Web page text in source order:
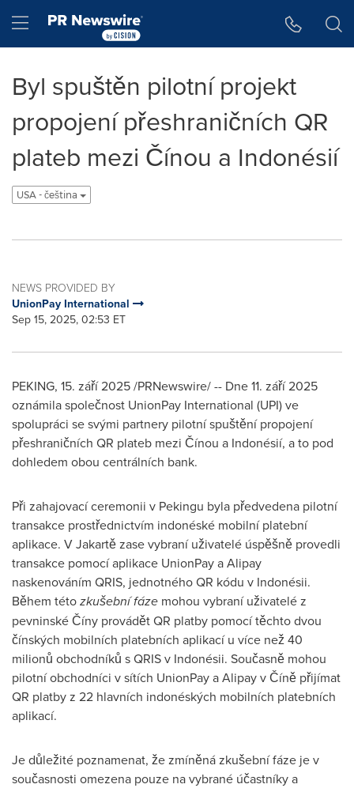
Hamburger menu
Byl spuštěn pilotní projekt
propojení přeshraničních QR
plateb mezi Čínou a Indonésií
USA - čeština
NEWS PROVIDED BY
UnionPay International
Sep 15, 2025, 02:53 ET
PEKING, 15. září 2025/PRNewswire/ -- Dne 11. září 2025
oznámila společnost UnionPay International (UPI) ve
spolupráci se svými partnery pilotní spuštění propojení
přeshraničních QR plateb mezi Čínou a Indonésií, a to pod
dohledem obou centrálních bank.
Při zahajovací ceremonii v Pekingu byla předvedena pilotní
transakce prostřednictvím indonéské mobilní platební
aplikace. V Jakartě zase vybraní uživatelé úspěšně provedli
transakce pomocí aplikace UnionPay a Alipay
naskenováním QRIS, jednotného QR kódu v Indonésii.
Během tétozkušební fáze mohou vybraní uživatelé z
pevninské Číny provádět QR platby pomocí těchto dvou
čínských mobilních platebních aplikací u více než 40
milionů obchodníků s QRIS v Indonésii. Současně mohou
pilotní obchodníci v sítích UnionPay a Alipay v Číně přijímat
QR platby z 22 hlavních indonéských mobilních platebních
aplikací.
Je důležité poznamenat, že zmíněná zkušební fáze je v
současnosti omezena pouze na vybrané účastníky a